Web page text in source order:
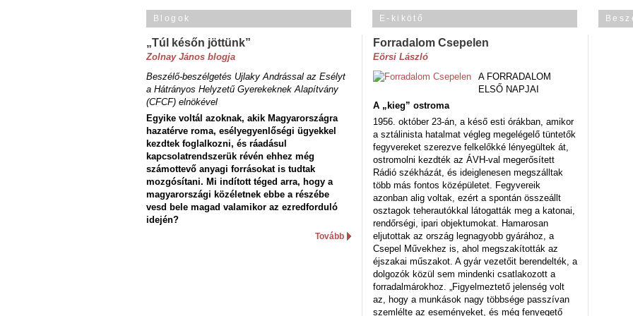
Blogok
„Túl későn jöttünk”
Zolnay János blogja
Beszélő-beszélgetés Ujlaky Andrással az Esélyt
a Hátrányos Helyzetű Gyerekeknek Alapítvány
(CFCF) elnökével
Egyike voltál azoknak, akik Magyarországra
hazatérve roma, esélyegyenlőségi ügyekkel
kezdtek foglalkozni, és ráadásul
kapcsolatrendszerük révén ehhez még
számottevő anyagi forrásokat is tudtak
mozgósítani. Mi indított téged arra, hogy a
magyarországi közéletnek ebbe a részébe
vesd bele magad valamikor az ezredforduló
idején?
Tovább
E-kikötő
Forradalom Csepelen
Eörsi László
A FORRADALOM
ELSŐ NAPJAI
A „kieg” ostroma
1956. október 23-án, a késő esti órákban, amikor
a sztálinista hatalmat végleg megelégelő tüntetők
fegyvereket szerezve felkelőkké lényegültek át,
ostromolni kezdték az ÁVH-val megerősített
Rádió székházát, és ideiglenesen megszálltak
több más fontos középületet. Fegyvereik
azonban alig voltak, ezért a spontán összeállt
osztagok teherautókkal látogatták meg a katonai,
rendőrségi, ipari objektumokat. Hamarosan
eljutottak az ország legnagyobb gyárához, a
Csepel Művekhez is, ahol megszakították az
éjszakai műszakot. A gyár vezetőit berendelték, a
dolgozók közül sem mindenki csatlakozott a
forradalmárokhoz. „Figyelmeztető jelenség volt
az, hogy a munkások nagy többsége passzívan
szemlélte az eseményeket, és még fenyegető